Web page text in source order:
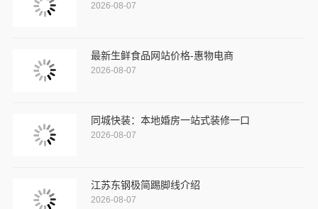
2026-08-07
最新生鲜食品网站价格-惠物电商
2026-08-07
同城快装：本地婚房一站式装修一口
2026-08-07
江苏东钢极简踢脚线介绍
2026-08-07